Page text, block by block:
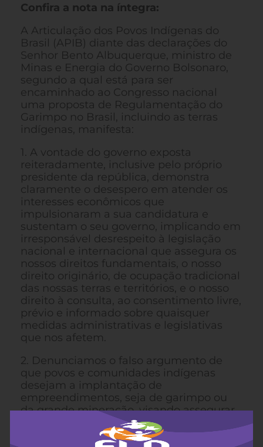
Confira a nota na íntegra:
A Articulação dos Povos Indígenas do
Brasil (APIB) diante das declarações do
Senhor Bento Albuquerque, ministro de
Minas e Energia do Governo Bolsonaro,
segundo a qual está para ser
encaminhado ao Congresso nacional
uma proposta de Regulamentação do
Garimpo no Brasil, incluindo as terras
indígenas, manifesta:
1. A vontade do governo exposta
reiteradamente, inclusive pelo próprio
presidente da república, demonstra
claramente o desespero em atender os
interesses econômicos que
impulsionaram a sua candidatura e
sustentam o seu governo, implicando em
irresponsável desrespeito à legislação
nacional e internacional que assegura os
nossos direitos fundamentais, o nosso
direito originário, de ocupação tradicional
das nossas terras e territórios, e o nosso
direito à consulta, ao consentimento livre,
prévio e informado sobre quaisquer
medidas administrativas e legislativas
que nos afetem.
2. Denunciamos o falso argumento de
que povos e comunidades indígenas
desejam a implantação de
empreendimentos, seja de garimpo ou
da grande mineração, visando assegurar
fantasiosa prosperidade econômica em
seus territórios, sabendo que trata-se de